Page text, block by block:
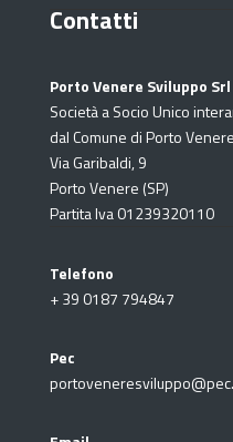
Contatti
Porto Venere Sviluppo Srl
Società a Socio Unico
dal Comune di Porto Venere
Via Garibaldi, 9
Porto Venere (SP)
Partita Iva 01239320110
Telefono
+ 39 0187 794847
Pec